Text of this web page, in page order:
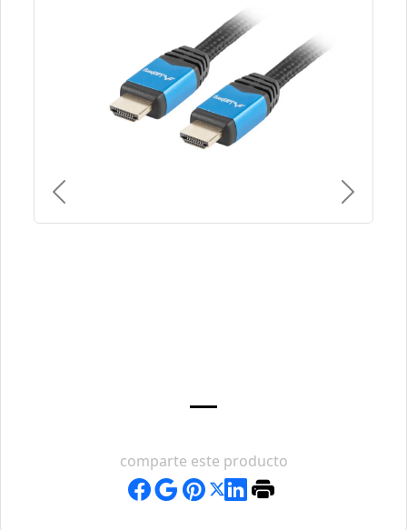
Previous Next
comparte este producto